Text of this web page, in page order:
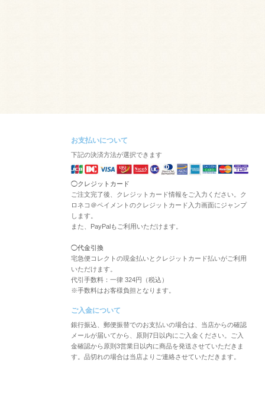
お支払いについて
下記の決済方法が選択できます
◯クレジットカード
ご注文完了後、クレジットカード情報をご入力ください。ク
ロネコ＠ペイメントのクレジットカード入力画面にジャンプ
します。
また、PayPalもご利用いただけます。
◯代金引換
宅急便コレクトの現金払いとクレジットカード払いがご利用
いただけます。
代引手数料：一律 324円（税込）
※手数料はお客様負担となります。
ご入金について
銀行振込、郵便振替でのお支払いの場合は、当店からの確認
メールが届いてから、原則7日以内にご入金ください。ご入
金確認から原則3営業日以内に商品を発送させていただきま
す。品切れの場合は当店よりご連絡させていただきます。